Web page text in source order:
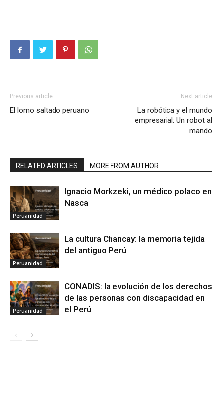
Previous article
El lomo saltado peruano
Next article
La robótica y el mundo
empresarial: Un robot al
mando
RELATED ARTICLES MORE FROM AUTHOR
Peruanidad
Ignacio Morkzeki, un médico polaco en
Nasca
Peruanidad
La cultura Chancay: la memoria tejida
del antiguo Perú
Peruanidad
CONADIS: la evolución de los derechos
de las personas con discapacidad en
el Perú